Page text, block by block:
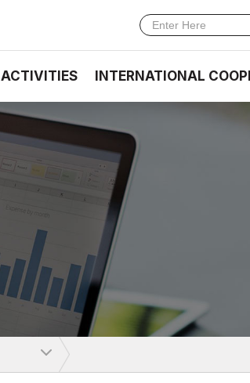
ACTIVITIES INTERNATIONAL